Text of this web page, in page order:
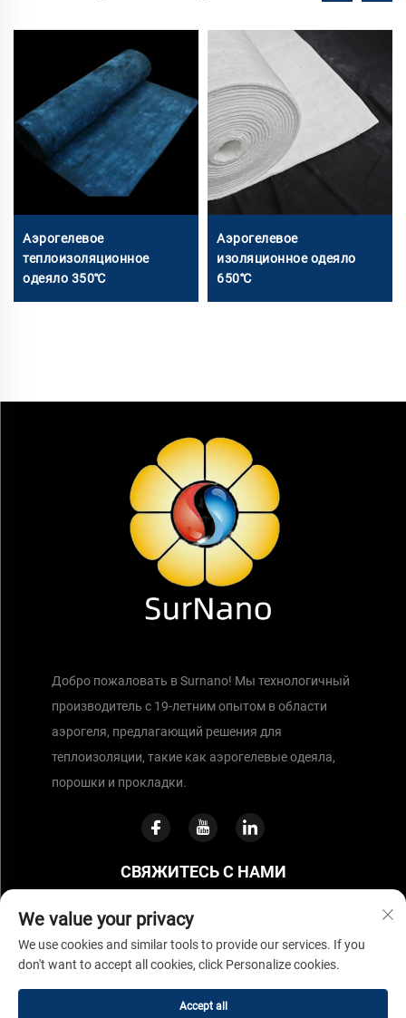
Аэрогелевое
теплоизоляционное
одеяло 350℃
Аэрогелевое
изоляционное одеяло
650℃
Добро пожаловать в Surnano! Мы технологичный
производитель с 19-летним опытом в области
аэрогеля, предлагающий решения для
теплоизоляции, такие как аэрогелевые одеяла,
порошки и прокладки.
СВЯЖИТЕСЬ С НАМИ
Офис: Парк инноваций науки и технологий, д. 262, 4-я
улица Бинхай, Новый район Ханчжоувань, Нинбо,
провинция Чжэцзян, Китай
We value your privacy
We use cookies and similar tools to provide our services. If you
don't want to accept all cookies, click Personalize cookies.
Accept all